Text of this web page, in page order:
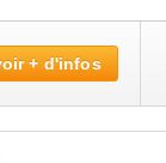
+ d'infos